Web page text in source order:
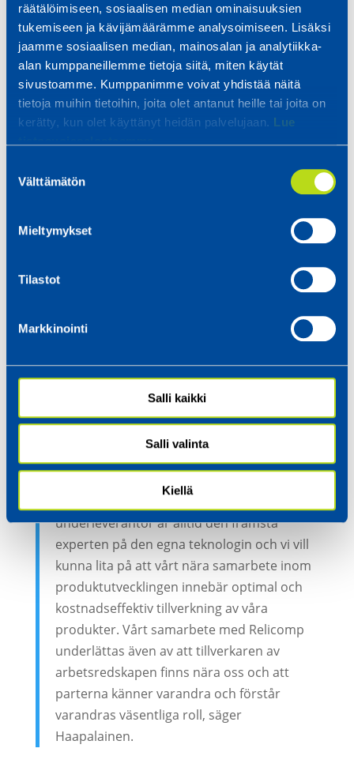
räätälöimiseen, sosiaalisen median ominaisuuksien
tukemiseen ja kävijämäärämme analysoimiseen. Lisäksi
jaamme sosiaalisen median, mainosalan ja analytiikka-
alan kumppaneillemme tietoja siitä, miten käytät
sivustoamme. Kumppanimme voivat yhdistää näitä
tietoja muihin tietoihin, joita olet antanut heille tai joita on
kerätty, kun olet käyttänyt heidän palvelujaan. Lue
valinta
Välttämätön
Mieltymykset
Tilastot
Markkinointi
Salli kaikki
Salli valinta
Kiellä
partner var möjligheten att producera
prototyper av olika slag innan valet av
arbetsredskap gjordes.
Tryckformningstekniken besparar oss
anpassning av färdiga arbetsredskap och
medförde flexibilitet inom projektet,
eftersom vi kunde testa och hitta rätt
flera ytterligare skeden i
Haapalainen
, utvecklingschef för inköp på
inleddes redan år 1999 då Ponsse lanserade
– Vi strävar efter långsiktiga avtal med våra
främsta samarbetspartners eftersom
underleverantör är alltid den främsta
experten på den egna teknologin och vi vill
kunna lita på att vårt nära samarbete inom
produktutvecklingen innebär optimal och
kostnadseffektiv tillverkning av våra
produkter. Vårt samarbete med Relicomp
underlättas även av att tillverkaren av
arbetsredskapen finns nära oss och att
parterna känner varandra och förstår
varandras väsentliga roll, säger
Haapalainen.